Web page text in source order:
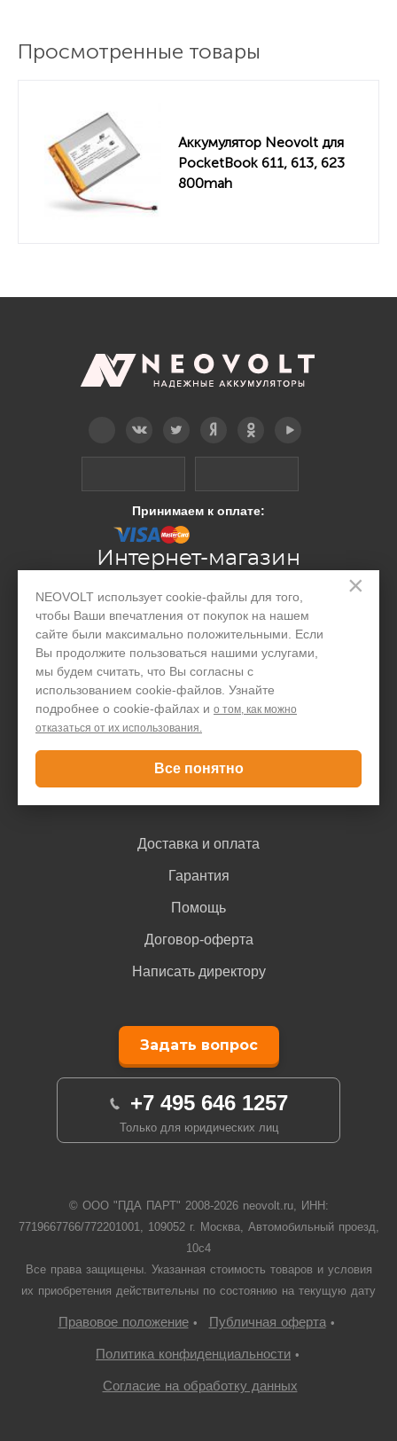
×
NEOVOLT использует cookie-файлы для того,
чтобы Ваши впечатления от покупок на нашем
сайте были максимально положительными. Если
Вы продолжите пользоваться нашими услугами,
мы будем считать, что Вы согласны с
использованием cookie-файлов. Узнайте
подробнее о cookie-файлах и о том, как можно
отказаться от их использования.
Все понятно
Просмотренные товары
Аккумулятор Neovolt для
PocketBook 611, 613, 623
800mah
Принимаем к оплате:
Интернет-магазин
Производство
Организациям
Акции и скидки
Блог
Покупателю
Доставка и оплата
Гарантия
Помощь
Договор-оферта
Написать директору
Задать вопрос
+7 495 646 1257
Только для юридических лиц
© ООО "ПДА ПАРТ" 2008-2026neovolt.ru, ИНН:
7719667766/772201001, 109052 г. Москва, Автомобильный проезд,
10с4
Все права защищены. Указанная стоимость товаров и условия
их приобретения действительны по состоянию на текущую дату
Правовое положение• Публичная оферта•
Политика конфиденциальности •
Согласие на обработку данных